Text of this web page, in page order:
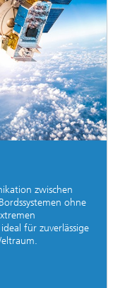
zwischen
ohne
für zuverlässige